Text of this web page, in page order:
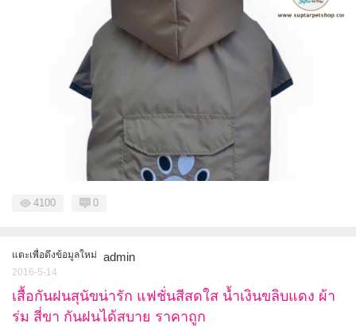
4100 0
แตะเพื่อดึงข้อมูลใหม่ admin
2016-5-14
เสื้อกันฝนสุนัขน่ารัก แฟชั่นสีสดใส น้ำเงินขลิบแดง ผ้า
ร่ม สี่ขา กันฝนได้สบาย ราคาถูก